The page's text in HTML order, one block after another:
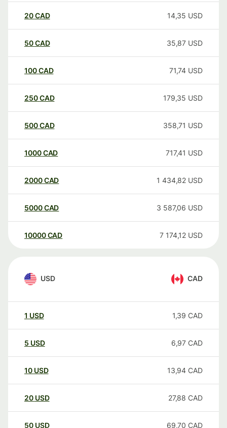
20CAD 14,35 USD
50CAD 35,87 USD
100CAD 71,74 USD
250CAD 179,35 USD
500CAD 358,71 USD
1000CAD 717,41 USD
2000CAD 1 434,82 USD
5000CAD 3 587,06 USD
10000 CAD 7 174,12 USD
USD CAD
1 USD 1,39 CAD
5 USD 6,97 CAD
10 USD 13,94 CAD
20 USD 27,88 CAD
50 USD 69,70 CAD